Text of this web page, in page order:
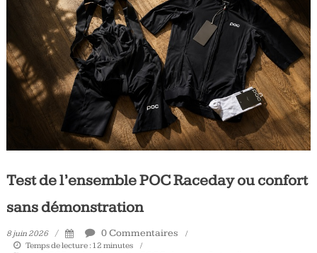
jours,
votre
actualité
vélo
Test de l’ensemble POC Raceday ou confort
sans démonstration
8 juin 2026 0 Commentaires
Temps de lecture : 12 minutes